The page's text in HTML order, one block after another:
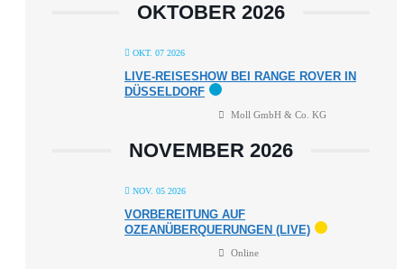
OKTOBER 2026
OKT. 07 2026
LIVE-REISESHOW BEI RANGE ROVER IN
DÜSSELDORF
Moll GmbH & Co. KG
NOVEMBER 2026
NOV. 05 2026
VORBEREITUNG AUF
OZEANÜBERQUERUNGEN (LIVE)
Online